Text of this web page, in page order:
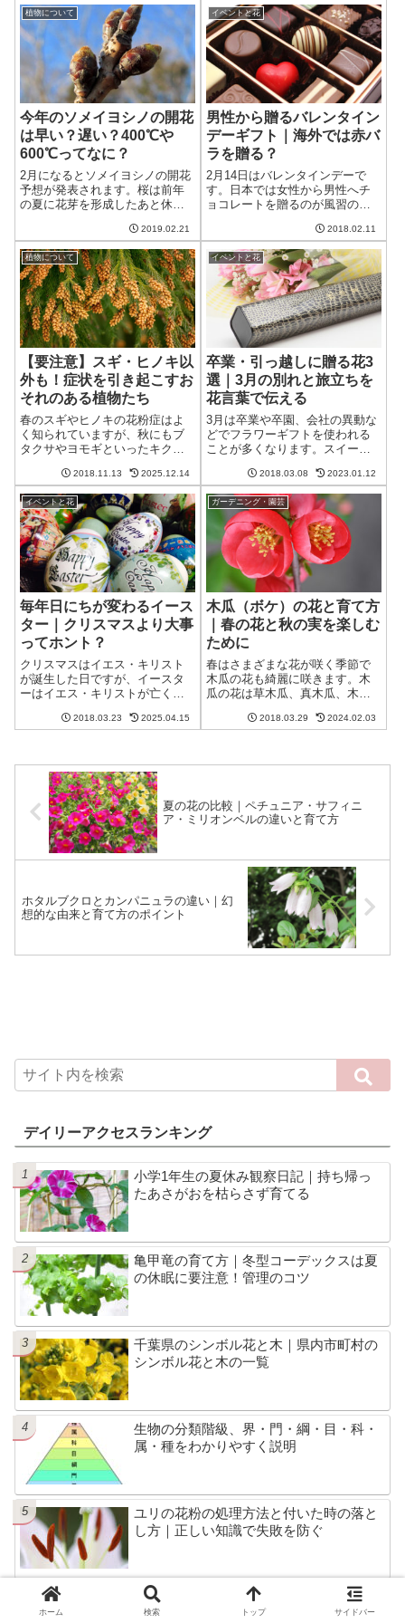
植物について
今年のソメイヨシノの開花
は早い？遅い？400℃や
600℃ってなに？
2月になるとソメイヨシノの開花
予想が発表されます。桜は前年
の夏に花芽を形成したあと休眠
眠打破が起こり開花に向けて生
長し春に開花します。開花予想
は休眠打破がいつ起こったかに
よってその年の開花が遅くなる
か早くなるかが決まります。
2019.02.21
イベントと花
男性から贈るバレンタイン
デーギフト｜海外では赤バ
ラを贈る？
2月14日はバレンタインデーで
す。日本では女性から男性へチ
ョコレートを贈るのが風習のよ
男性からプレゼントをすること
が多いようです。また夫婦や恋
人同士で贈りあうということも
あります。プレゼントではお花
が定番のようです。
2018.02.11
植物について
【要注意】スギ・ヒノキ以
外も！症状を引き起こすお
それのある植物たち
春のスギやヒノキの花粉症はよ
く知られていますが、秋にもブ
タクサやヨモギといったキク科
ります。また春や秋だけでな
く、1年中、花粉症を発症しやす
い植物はあります。ここではス
ギとヒノキ、ブタクサなどにつ
いて書いています。
2018.11.13 2025.12.14
イベントと花
卒業・引っ越しに贈る花3
選｜3月の別れと旅立ちを
花言葉で伝える
3月は卒業や卒園、会社の異動な
どでフラワーギフトを使われる
ことが多くなります。スイート
出」という意味の花言葉がある
のでお勧めです。その他にもガ
ーベラやカーネーションもそれ
ぞれ「希望」「感謝」といった
花言葉があります。
2018.03.08 2023.01.12
イベントと花
毎年日にちが変わるイース
ター｜クリスマスより大事
ってホント？
クリスマスはイエス・キリスト
が誕生した日ですが、イースタ
ーはイエス・キリストが亡くな
キリスト教徒にとってクリスマ
はなく、春分の日の後、最初の
満月の次の日曜日になります。
2018.03.23 2025.04.15
ガーデニング・園芸
木瓜（ボケ）の花と育て方
｜春の花と秋の実を楽しむ
ために
春はさまざまな花が咲く季節で
木瓜の花も綺麗に咲きます。木
瓜の花は草木瓜、真木瓜、木瓜
ものです。春に花が咲いた後、7
す。増やし方は種を植えるか挿
2018.03.29 2024.02.03
夏の花の比較｜ペチュニア・サフィニ
ア・ミリオンベルの違いと育て方
ホタルブクロとカンパニュラの違い｜幻
想的な由来と育て方のポイント
デイリーアクセスランキング
小学1年生の夏休み観察日記｜持ち帰っ
たあさがおを枯らさず育てる
亀甲竜の育て方｜冬型コーデックスは夏
の休眠に要注意！管理のコツ
千葉県のシンボル花と木｜県内市町村の
シンボル花と木の一覧
生物の分類階級、界・門・綱・目・科・
属・種をわかりやすく説明
ユリの花粉の処理方法と付いた時の落と
し方｜正しい知識で失敗を防ぐ
カテゴリー
ホーム 検索 トップ サイドバー